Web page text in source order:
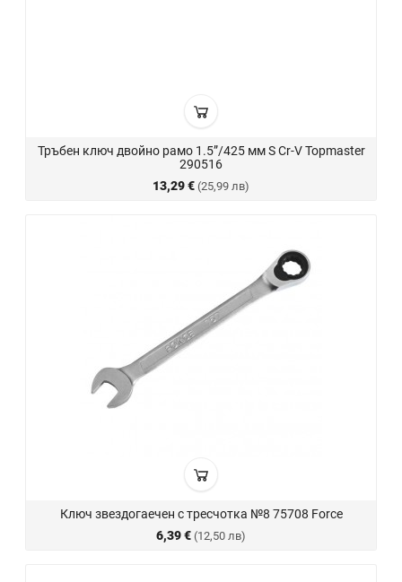
Тръбен ключ двойно рамо 1.5”/425 мм S Cr-V Topmaster
290516
13,29 € (25,99 лв)
Ключ звездогаечен с тресчотка №8 75708 Force
6,39 € (12,50 лв)